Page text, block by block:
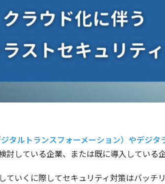
タルトランスフォーメーション）やデジタ
討している企業、または既に導入している
ていくに際してセキュリティ対策はバッ